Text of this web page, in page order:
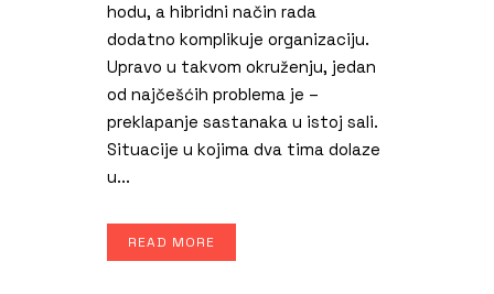
hodu, a hibridni način rada
dodatno komplikuje organizaciju.
Upravo u takvom okruženju, jedan
od najčešćih problema je –
preklapanje sastanaka u istoj sali.
Situacije u kojima dva tima dolaze
u...
READ MORE